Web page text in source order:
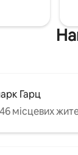
Гарц
місцевих